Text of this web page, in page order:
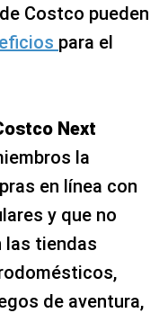
Costco pueden
para el
Next
la
en línea con
y que no
las tiendas
de aventura,